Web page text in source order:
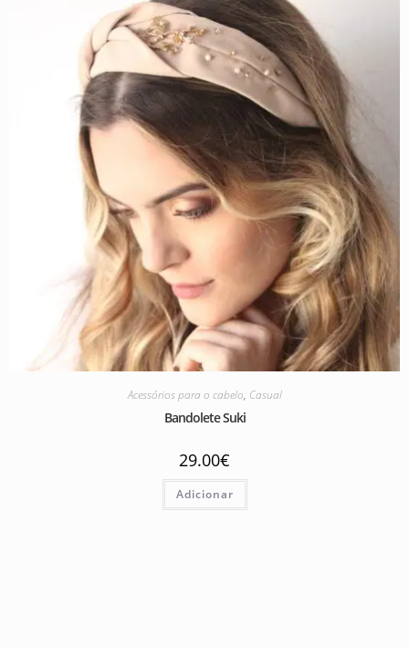
Acessórios para o cabelo, Casual
Bandolete Suki
29.00€
Adicionar